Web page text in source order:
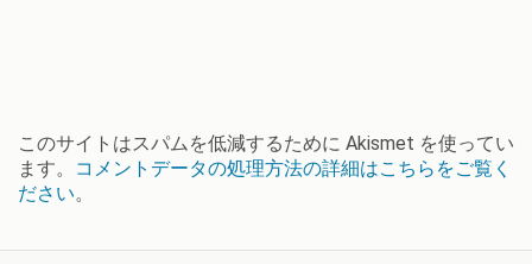
このサイトはスパムを低減するために Akismet を使ってい
ます。
コメントデータの処理方法の詳細はこちらをご覧く
ださい。